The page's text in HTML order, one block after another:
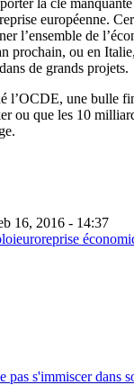
la clé
européenne.
l’ensemble de
prochain, ou en
de grands projets.
l’OCDE, une bulle
ou que les 10
16, 2016 - 14:37
euroreprise
s'immiscer dans